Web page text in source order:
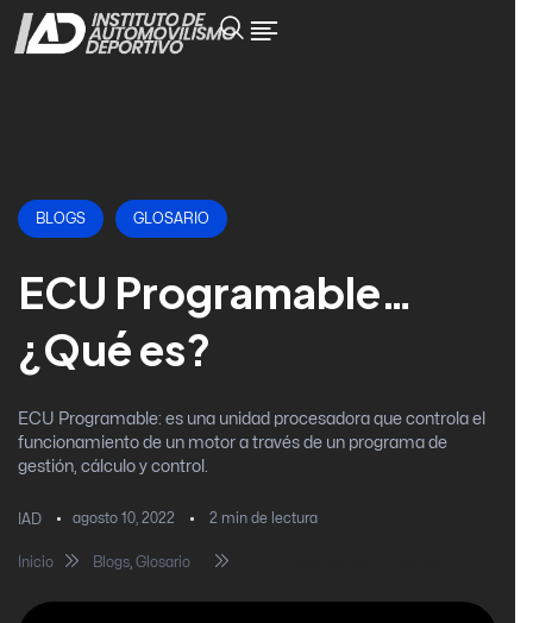
BLOGS GLOSARIO
ECU Programable…
¿Qué es?
ECU Programable: es una unidad procesadora que controla el
funcionamiento de un motor a través de un programa de
gestión, cálculo y control.
IAD agosto 10, 2022 2 min de lectura
Inicio Blogs, Glosario